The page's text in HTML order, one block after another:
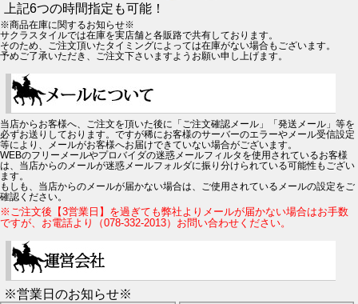
上記6つの時間指定も可能！
※商品在庫に関するお知らせ※
サクラスタイルでは在庫を実店舗と各販路で共有しております。
そのため、ご注文頂いたタイミングによっては在庫がない場合もございます。
予めご了承いただき、ご注文下さいますようお願い申し上げます。
当店からお客様へ、ご注文を頂いた後に「ご注文確認メール」「発送メール」等を
必ずお送りしております。ですが稀にお客様のサーバーのエラーやメール受信設定
等により、メールがお客様へお届けできていない場合がございます。
WEBのフリーメールやプロバイダの迷惑メールフィルタを使用されているお客様
は、当店からのメールが迷惑メールフォルダに振り分けられている可能性もござい
ます。
もしも、当店からのメールが届かない場合は、ご使用されているメールの設定をご
確認ください。
※ご注文後【3営業日】を過ぎても弊社よりメールが届かない場合はお手数
ですが、お電話より（078-332-2013）お問い合わせください。
※営業日のお知らせ※